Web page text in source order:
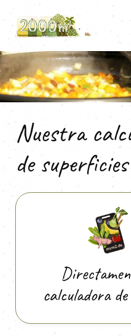
contenido
Nuestra
de
calculadora